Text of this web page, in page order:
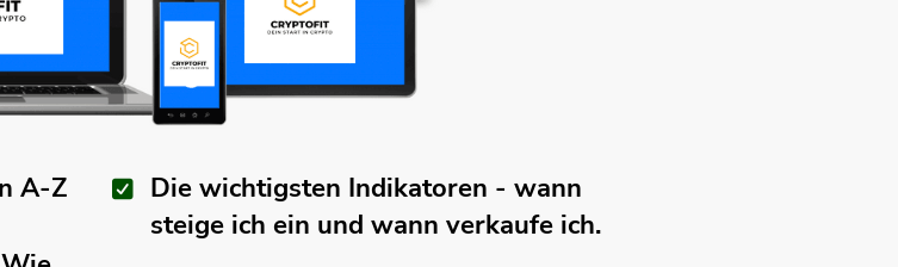
A-Z
Die wichtigsten Indikatoren - wann
steige ich ein und wann verkaufe ich.